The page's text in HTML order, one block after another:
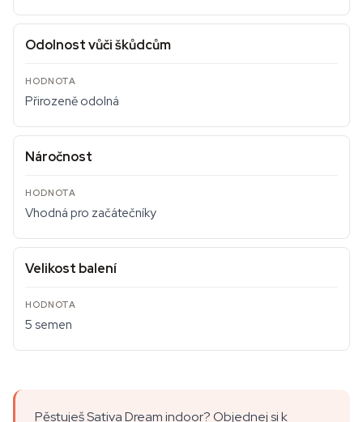
Odolnost vůči škůdcům
Přirozeně odolná
Náročnost
Vhodná pro začátečníky
Velikost balení
5 semen
Pěstuješ Sativa Dream indoor? Objednej si k